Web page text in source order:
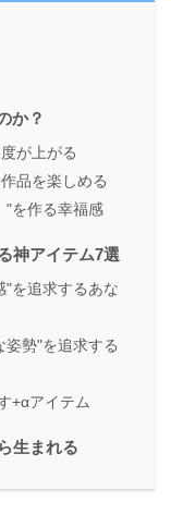
か？
が上がる
品を楽しめる
"を作る幸福感
神アイテム7選
"を追求するあな
勢"を追求する
+αアイテム
生まれる